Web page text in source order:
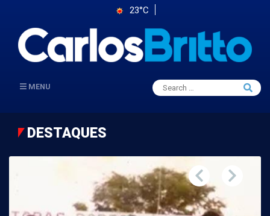
23°C
MENU
Search
for:
Search
DESTAQUES